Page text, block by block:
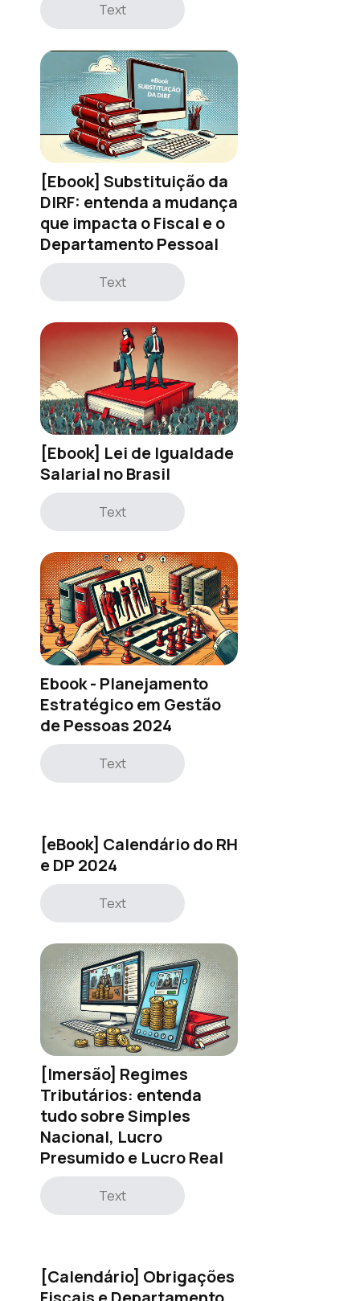
Text
[Ebook] Substituição da
DIRF: entenda a mudança
que impacta o Fiscal e o
Departamento Pessoal
Text
[Ebook] Lei de Igualdade
Salarial no Brasil
Text
Ebook - Planejamento
Estratégico em Gestão
de Pessoas 2024
Text
[eBook] Calendário do RH
e DP 2024
Text
[Imersão] Regimes
Tributários: entenda
tudo sobre Simples
Nacional, Lucro
Presumido e Lucro Real
Text
[Calendário] Obrigações